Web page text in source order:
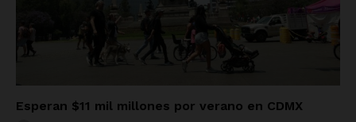
Esperan $11 mil millones por verano en CDMX